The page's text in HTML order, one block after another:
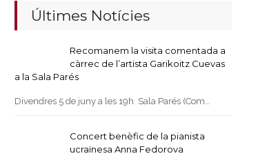
Últimes Notícies
Recomanem la visita comentada a
càrrec de l’artista Garikoitz Cuevas
a la Sala Parés
Divendres 5 de juny a les 19h Sala Parés (Com…
Concert benèfic de la pianista
ucraïnesa Anna Fedorova